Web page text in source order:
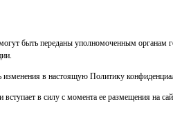
быть переданы уполномоченным органам
в настоящую Политику
в силу с момента ее размещения на